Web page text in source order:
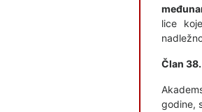
lice
Član 38.
godine,